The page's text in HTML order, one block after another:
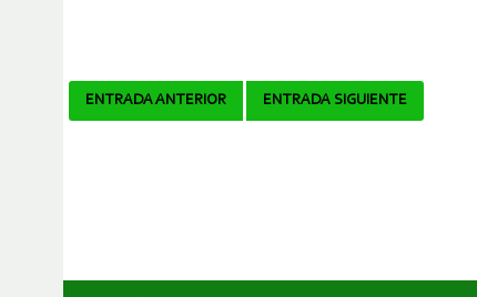
Navegador
ENTRADA ANTERIOR ENTRADA SIGUIENTE